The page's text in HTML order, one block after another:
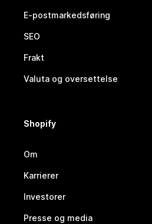
E-postmarkedsføring
SEO
Frakt
Valuta og oversettelse
Shopify
Om
Karrierer
Investorer
Presse og media